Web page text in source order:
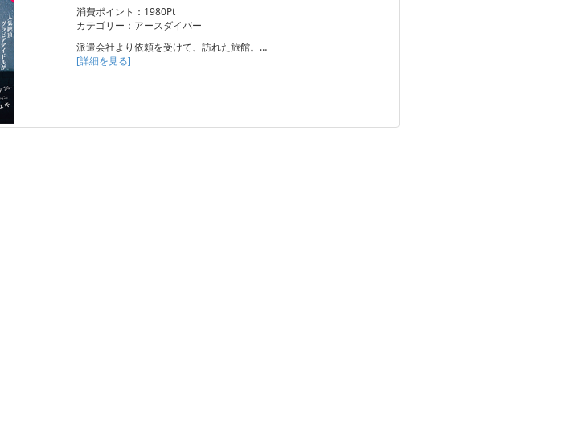
消費ポイント：1980Pt
カテゴリー：アースダイバー
派遣会社より依頼を受けて、訪れた旅館。…
[詳細を見る]